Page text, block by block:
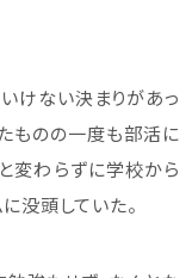
けない決まりがあっ
ものの一度も部活に
変わらずに学校から
没頭していた。